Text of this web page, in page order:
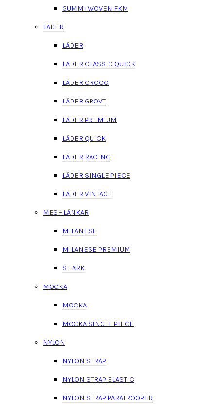
GUMMI WOVEN FKM
LÄDER
LÄDER
LÄDER CLASSIC QUICK
LÄDER CROCO
LÄDER GROVT
LÄDER PREMIUM
LÄDER QUICK
LÄDER RACING
LÄDER SINGLE PIECE
LÄDER VINTAGE
MESHLÄNKAR
MILANESE
MILANESE PREMIUM
SHARK
MOCKA
MOCKA
MOCKA SINGLE PIECE
NYLON
NYLON STRAP
NYLON STRAP ELASTIC
NYLON STRAP PARATROOPER